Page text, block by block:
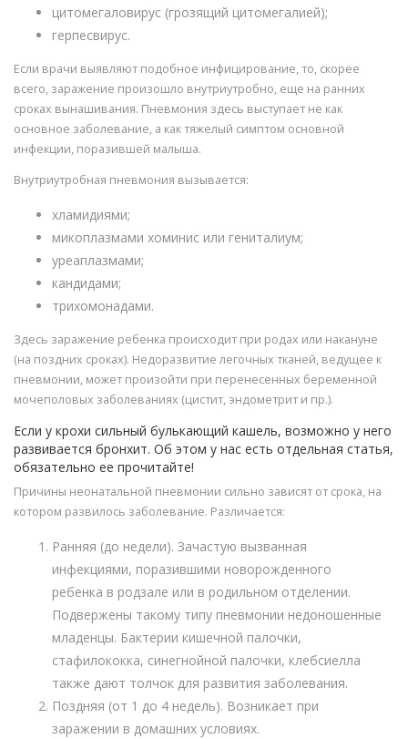
цитомегаловирус (грозящий цитомегалией);
герпесвирус.
Если врачи выявляют подобное инфицирование, то, скорее
всего, заражение произошло внутриутробно, еще на ранних
сроках вынашивания. Пневмония здесь выступает не как
основное заболевание, а как тяжелый симптом основной
инфекции, поразившей малыша.
Внутриутробная пневмония вызывается:
хламидиями;
микоплазмами хоминис или гениталиум;
уреаплазмами;
кандидами;
трихомонадами.
Здесь заражение ребенка происходит при родах или накануне
(на поздних сроках). Недоразвитие легочных тканей, ведущее к
пневмонии, может произойти при перенесенных беременной
мочеполовых заболеваниях (цистит, эндометрит и пр.).
Если у крохи сильный булькающий кашель, возможно у него
развивается бронхит. Об этом у нас есть отдельная статья,
обязательно ее прочитайте!
Причины неонатальной пневмонии сильно зависят от срока, на
котором развилось заболевание. Различается:
Ранняя (до недели). Зачастую вызванная
инфекциями, поразившими новорожденного
ребенка в родзале или в родильном отделении.
Подвержены такому типу пневмонии недоношенные
младенцы. Бактерии кишечной палочки,
стафилококка, синегнойной палочки, клебсиелла
также дают толчок для развития заболевания.
Поздняя (от 1 до 4 недель). Возникает при
заражении в домашних условиях.